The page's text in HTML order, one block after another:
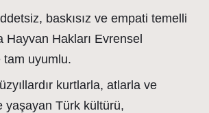
baskısız ve empati temelli
Hayvan Hakları Evrensel
tam uyumlu.
kurtlarla, atlarla ve
yaşayan Türk kültürü,